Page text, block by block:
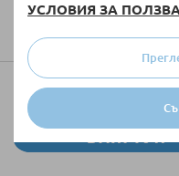
УСЛОВИЯ ЗА
Колко ще струва